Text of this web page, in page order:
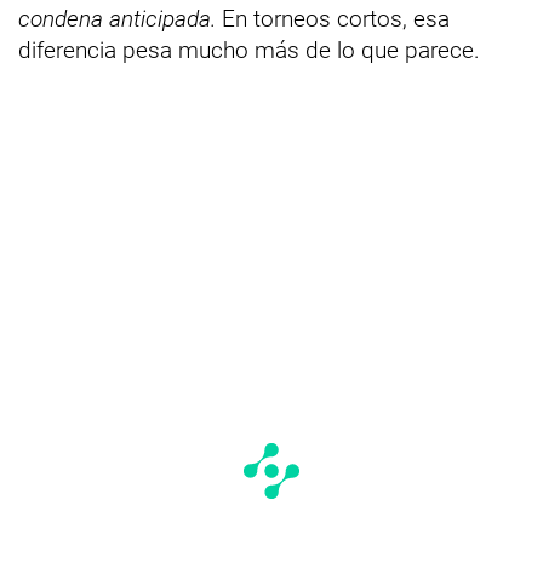
condena anticipada. En torneos cortos, esa
diferencia pesa mucho más de lo que parece.